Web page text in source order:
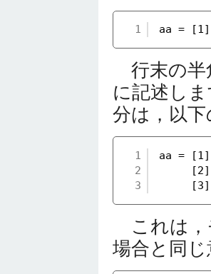
1 aa =
行末の半
に記述し
分は，以
1
2
3
aa =
これは，
場合と同